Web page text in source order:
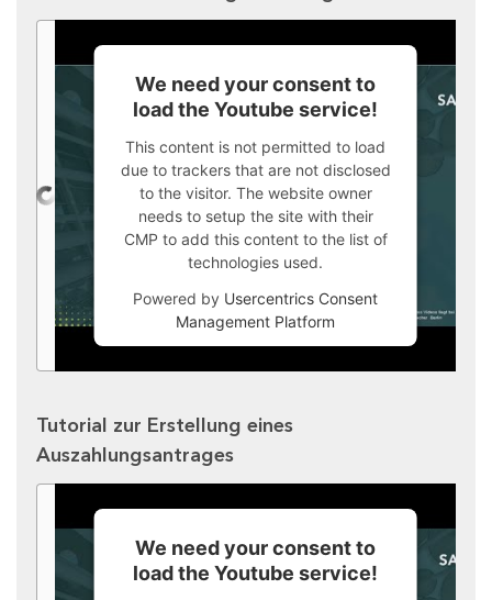
We need your consent to
load the Youtube service!
This content is not permitted to load
due to trackers that are not disclosed
to the visitor. The website owner
needs to setup the site with their
CMP to add this content to the list of
technologies used.
Powered by Usercentrics Consent
Management Platform
Tutorial zur Erstellung eines
Auszahlungsantrages
We need your consent to
load the Youtube service!